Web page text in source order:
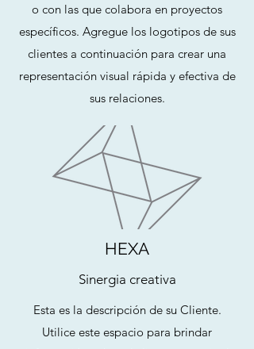
o con las que colabora en proyectos
específicos. Agregue los logotipos de sus
clientes a continuación para crear una
representación visual rápida y efectiva de
sus relaciones.
HEXA
Sinergia creativa
Esta es la descripción de su Cliente.
Utilice este espacio para brindar